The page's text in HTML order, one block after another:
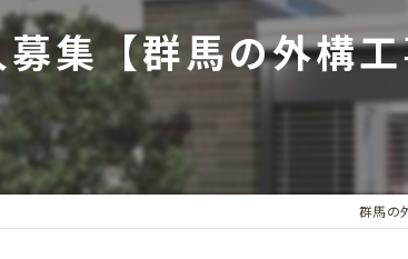
募集【群馬の外構
群馬の